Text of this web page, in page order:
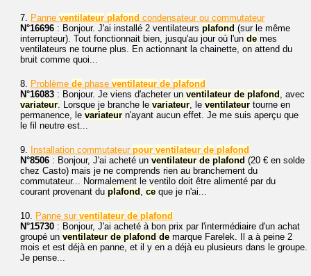
7. Panne ventilateur plafond condensateur ou commutateur
N°16696 : Bonjour. J'ai installé 2 ventilateurs plafond (sur le même
interrupteur). Tout fonctionnait bien, jusqu'au jour où l'un de mes
ventilateurs ne tourne plus. En actionnant la chainette, on attend du
bruit comme quoi...
8. Problème de phase ventilateur de plafond
N°16083 : Bonjour. Je viens d'acheter un ventilateur de plafond , avec
variateur. Lorsque je branche le variateur, le ventilateur tourne en
permanence, le variateur n'ayant aucun effet. Je me suis aperçu que
le fil neutre est...
9. Installation commutateur pour ventilateur de plafond
N°8506 : Bonjour, J'ai acheté un ventilateur de plafond (20 € en solde
chez Casto) mais je ne comprends rien au branchement du
commutateur... Normalement le ventilo doit être alimenté par du
courant provenant du plafond , ce que je n'ai...
10. Panne sur ventilateur de plafond
N°15730 : Bonjour, J'ai acheté à bon prix par l'intermédiaire d'un achat
groupé un ventilateur de plafond de marque Farelek. Il a à peine 2
mois et est déjà en panne, et il y en a déjà eu plusieurs dans le groupe.
Je pense...